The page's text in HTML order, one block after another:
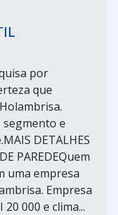
por
que
e
DETALHES
PAREDEQuem
uma empresa
Empresa
000 e clima...